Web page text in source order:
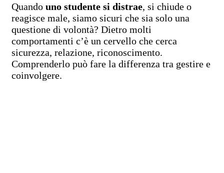
Quando uno studente si distrae, si chiude o
reagisce male, siamo sicuri che sia solo una
questione di volontà? Dietro molti
comportamenti c’è un cervello che cerca
sicurezza, relazione, riconoscimento.
Comprenderlo può fare la differenza tra gestire e
coinvolgere.